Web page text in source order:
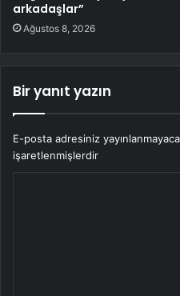
arkadaşlar”
Ağustos 8, 2026
Bir yanıt yazın
E-posta adresiniz
işaretlenmişlerdir